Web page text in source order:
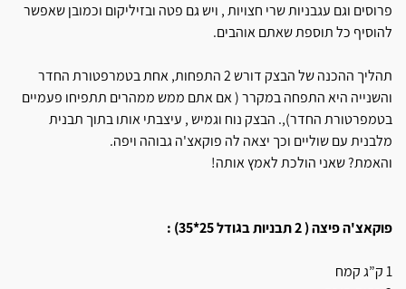
פרוסים וגם עגבניות שרי חצויות , ויש גם פטה ובזיליקום וכמובן שאפשר
להוסיף כל תוספת שאתם אוהבים.
תהליך ההכנה של הבצק דורש 2 התפחות, אחת בטמרפטורת החדר
והשנייה היא התפחה במקרר ( אם אתם ממש ממהרים תתפיחו פעמיים
בטמפרטורת החדר),. הבצק נוח וגמיש , עיצבתי אותו בתוך תבנית
מלבנית עם שוליים וכך יצאה לה פוקאצ'ה גבוהה ויפה.
והאמת? שאני הולכת לאמץ אותה!
פוקאצ'ה פיצה ( 2 תבניות בגודל 25*35) :
1 ק”ג קמח